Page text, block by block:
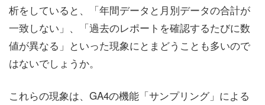
析をしていると、「年間データと月別データの合計が
一致しない」、「過去のレポートを確認するたびに数
値が異なる」といった現象にとまどうことも多いので
はないでしょうか。
これらの現象は、GA4の機能「サンプリング」による